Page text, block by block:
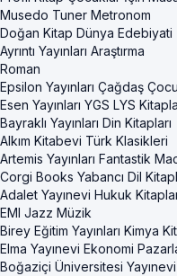
Musedo Tuner Metronom
Doğan Kitap Dünya Edebiyati
Ayrıntı Yayınları Araştırma
Roman
Epsilon Yayınları Çağdaş
Esen Yayınları YGS LYS
Bayraklı Yayınları Din Kitapları
Alkım Kitabevi Türk Klasikleri
Artemis Yayınları Fantastik
Corgi Books Yabancı Dil
Adalet Yayınevi Hukuk
EMI Jazz Müzik
Birey Eğitim Yayınları Kimya
Elma Yayınevi Ekonomi
Boğaziçi Üniversitesi